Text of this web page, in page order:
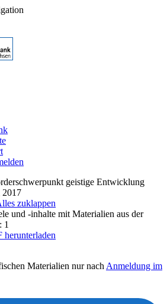
geistige Entwicklung
2017
zuklappen
und -inhalte mit Materialien aus der
1
herunterladen
Materialien nur nach Anmeldung im